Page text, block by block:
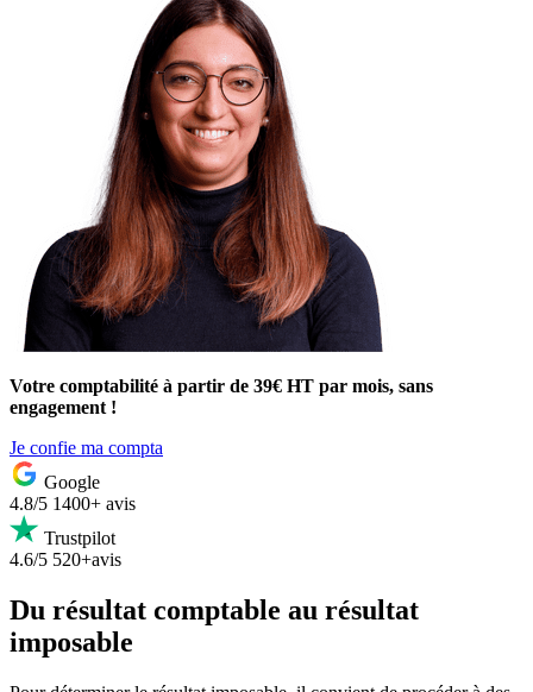
Votre comptabilité à partir de 39€ HT par mois, sans
engagement !
Je confie ma compta
Google
4.8/5 1400+ avis
Trustpilot
4.6/5 520+avis
Du résultat comptable au résultat
imposable